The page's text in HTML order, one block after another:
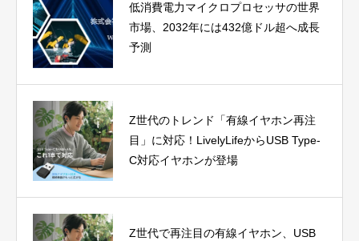
低消費電力マイクロプロセッサの世界
市場、2032年には432億ドル超へ成長
予測
Z世代のトレンド「有線イヤホン再注
目」に対応！LivelyLifeからUSB Type-
C対応イヤホンが登場
Z世代で再注目の有線イヤホン、USB